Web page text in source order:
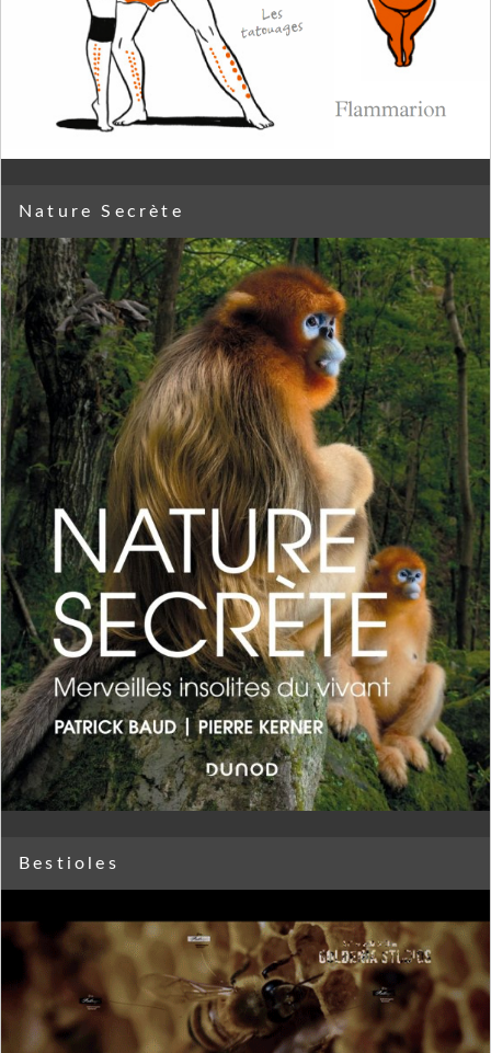
Nature Secrète
Bestioles